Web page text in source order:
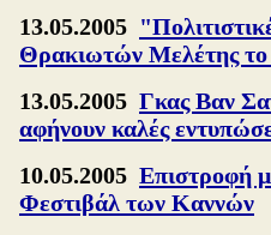
13.05.2005
Θρακιωτών Μελέτης
13.05.2005 Γκας Βαν
αφήνουν καλές
10.05.2005 Επιστροφή
Φεστιβάλ των Καννών